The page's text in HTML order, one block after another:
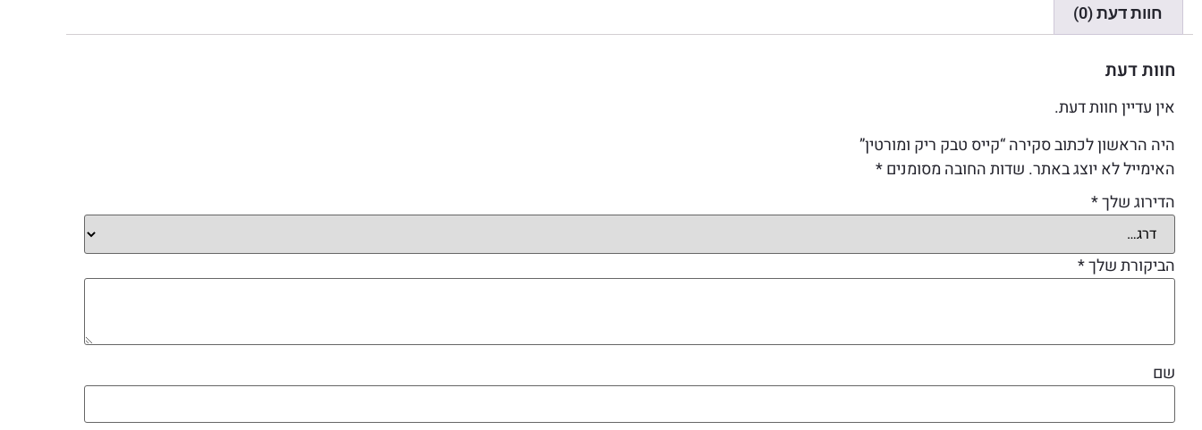
חוות דעת (0)
חוות דעת
אין עדיין חוות דעת.
היה הראשון לכתוב סקירה “קייס טבק ריק ומורטין”
האימייל לא יוצג באתר. שדות החובה מסומנים*
הדירוג שלך*
הביקורת שלך*
שם